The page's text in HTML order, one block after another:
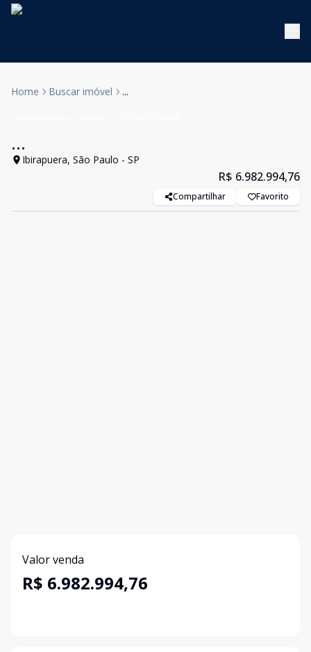
Home Buscar imóvel ...
...
Ibirapuera, São Paulo - SP
R$ 6.982.994,76
Compartilhar Favorito
Valor venda
R$ 6.982.994,76